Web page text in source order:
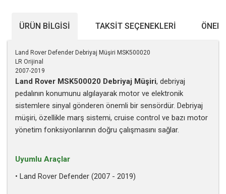
ÜRÜN BILGISI TAKSIT SEÇENEKLERI
Land Rover Defender Debriyaj Müşiri MSK500020
LR Orijinal
2007-2019
Land Rover MSK500020 Debriyaj Müşiri, debriyaj
pedalının konumunu algılayarak motor ve elektronik
sistemlere sinyal gönderen önemli bir sensördür. Debriyaj
müşiri, özellikle marş sistemi, cruise control ve bazı motor
yönetim fonksiyonlarının doğru çalışmasını sağlar.
Uyumlu Araçlar
• Land Rover Defender (2007 - 2019)